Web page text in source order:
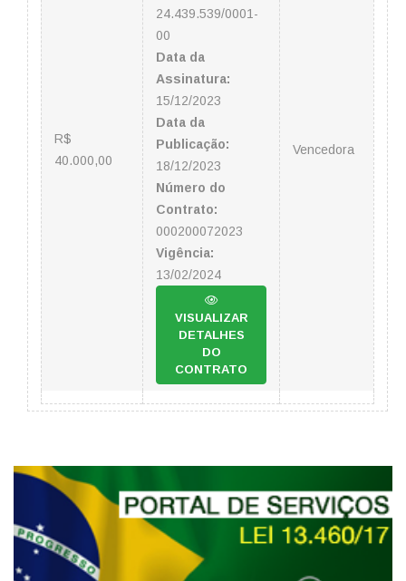
R$
40.000,00
24.439.539/0001-
00
Data da
Assinatura:
15/12/2023
Data da
Publicação:
18/12/2023
Número do
Contrato:
000200072023
Vigência:
13/02/2024
VISUALIZAR
DETALHES
DO
CONTRATO
Vencedora